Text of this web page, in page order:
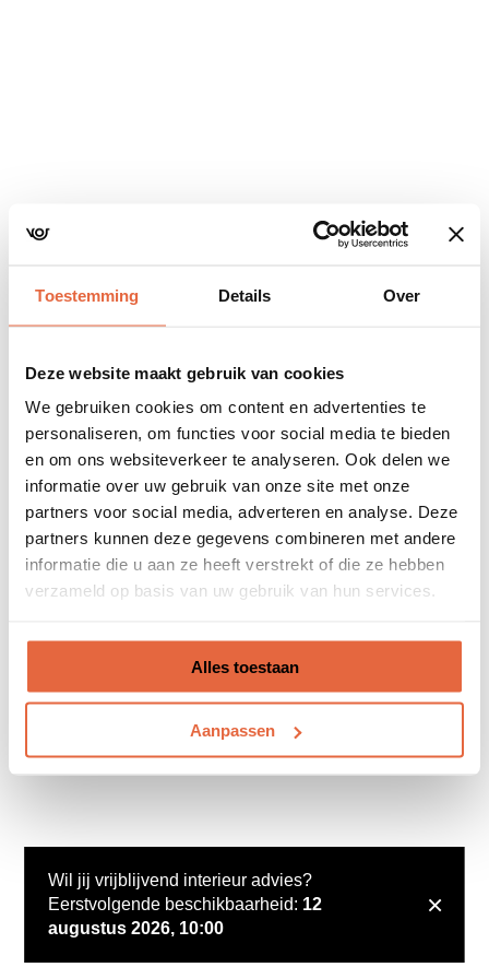
Toestemming Details Over
Deze website maakt gebruik van cookies
We gebruiken cookies om content en advertenties te
personaliseren, om functies voor social media te bieden
en om ons websiteverkeer te analyseren. Ook delen we
informatie over uw gebruik van onze site met onze
partners voor social media, adverteren en analyse. Deze
partners kunnen deze gegevens combineren met andere
informatie die u aan ze heeft verstrekt of die ze hebben
verzameld op basis van uw gebruik van hun services.
Alles toestaan
Aanpassen
Wil jij vrijblijvend interieur advies?
Eerstvolgende beschikbaarheid: 12
augustus 2026, 10:00
×